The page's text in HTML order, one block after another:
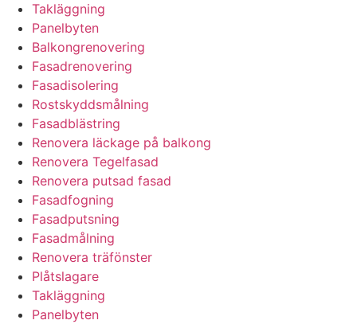
Takläggning
Panelbyten
Balkongrenovering
Fasadrenovering
Fasadisolering
Rostskyddsmålning
Fasadblästring
Renovera läckage på balkong
Renovera Tegelfasad
Renovera putsad fasad
Fasadfogning
Fasadputsning
Fasadmålning
Renovera träfönster
Plåtslagare
Takläggning
Panelbyten